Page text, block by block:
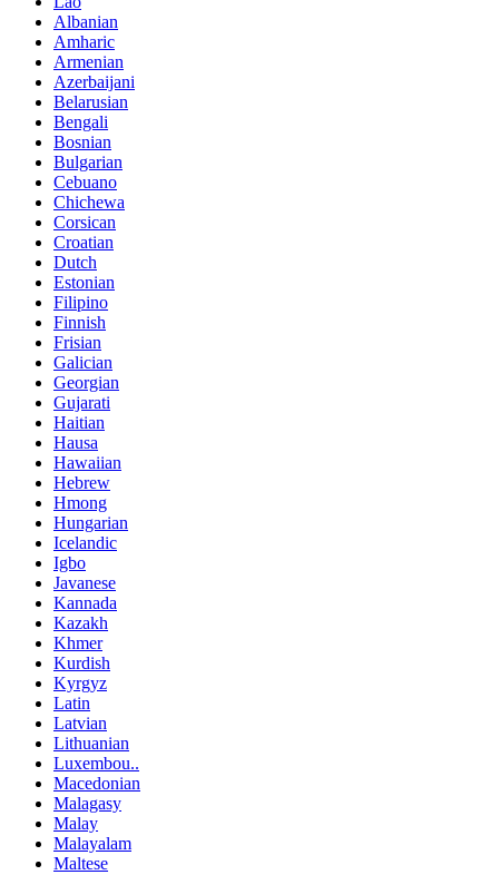
Albanian
Amharic
Armenian
Azerbaijani
Belarusian
Bengali
Bosnian
Bulgarian
Cebuano
Chichewa
Corsican
Croatian
Dutch
Estonian
Filipino
Finnish
Frisian
Galician
Georgian
Gujarati
Haitian
Hausa
Hawaiian
Hebrew
Hmong
Hungarian
Icelandic
Igbo
Javanese
Kannada
Kazakh
Khmer
Kurdish
Kyrgyz
Latin
Latvian
Lithuanian
Luxembou..
Macedonian
Malagasy
Malay
Malayalam
Maltese